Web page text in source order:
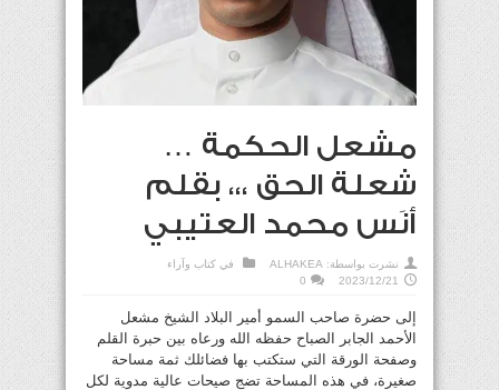
مشعل الحكمة …
شعلة الحق ،،، بقلم
أنَس محمد العتيبي
نشرت بواسطة: ALHAKEA في كتاب وآراء
2023/12/21
0
إلى حضرة صاحب السمو أمير البلاد الشيخ مشعل
الأحمد الجابر الصباح حفظه الله ورعاه بين حبرة القلم
وصفحة الورقة التي ستكتب بها فضائلك ثمة مساحة
صغيرة، في هذه المساحة تضج صيحات عالية مدوية لكل